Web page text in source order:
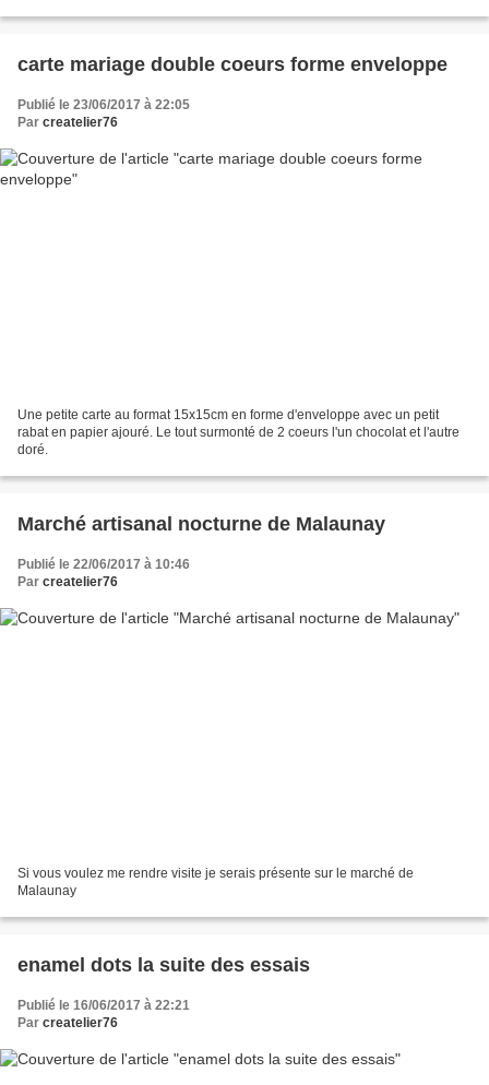
carte mariage double coeurs forme enveloppe
Publié le 23/06/2017 à 22:05
Par createlier76
Une petite carte au format 15x15cm en forme d'enveloppe avec un petit
rabat en papier ajouré. Le tout surmonté de 2 coeurs l'un chocolat et l'autre
doré.
Marché artisanal nocturne de Malaunay
Publié le 22/06/2017 à 10:46
Par createlier76
Si vous voulez me rendre visite je serais présente sur le marché de
Malaunay
enamel dots la suite des essais
Publié le 16/06/2017 à 22:21
Par createlier76